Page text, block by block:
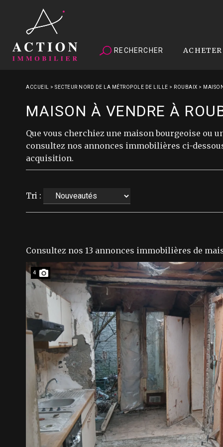
RECHERCHER ACHETER
ACCUEIL > SECTEUR NORD DE LA MÉTROPOLE DE LILLE > ROUBAIX >
MAISON À VENDRE À
Que vous cherchiez une maison bourgeoise ou
consultez nos annonces immobilières ci-
acquisition.
Tri :
Consultez nos 13 annonces immobilières de
4